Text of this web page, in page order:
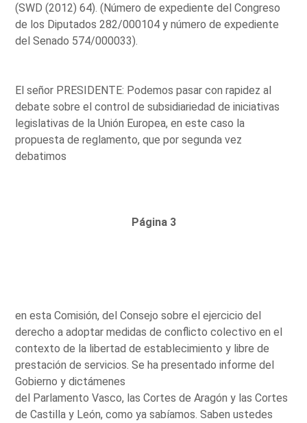
(SWD (2012) 64). (Número de expediente del Congreso
de los Diputados 282/000104 y número de expediente
del Senado 574/000033).
El señor PRESIDENTE: Podemos pasar con rapidez al
debate sobre el control de subsidiariedad de iniciativas
legislativas de la Unión Europea, en este caso la
propuesta de reglamento, que por segunda vez
debatimos
Página 3
en esta Comisión, del Consejo sobre el ejercicio del
derecho a adoptar medidas de conflicto colectivo en el
contexto de la libertad de establecimiento y libre de
prestación de servicios. Se ha presentado informe del
Gobierno y dictámenes
del Parlamento Vasco, las Cortes de Aragón y las Cortes
de Castilla y León, como ya sabíamos. Saben ustedes